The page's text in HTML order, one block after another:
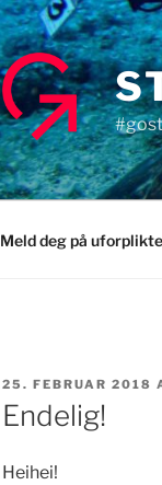
Meld deg på
PUBLISERT
25. FEBRUAR 2018
Endelig!
Heihei!